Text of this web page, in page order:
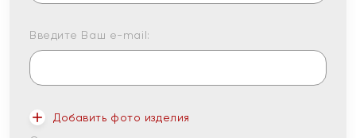
Введите Ваш e-mail:
Добавить фото изделия